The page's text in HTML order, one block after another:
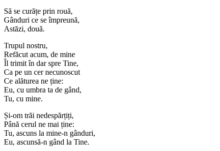
Să se curățe prin rouă,
Gânduri ce se împreună,
Astăzi, două.
Trupul nostru,
Refăcut acum, de mine
Îl trimit în dar spre Tine,
Ca pe un cer necunoscut
Ce alăturea ne ține:
Eu, cu umbra ta de gând,
Tu, cu mine.
Și-om trăi nedespărțiți,
Până cerul ne mai ține:
Tu, ascuns la mine-n gânduri,
Eu, ascunsă-n gând la Tine.